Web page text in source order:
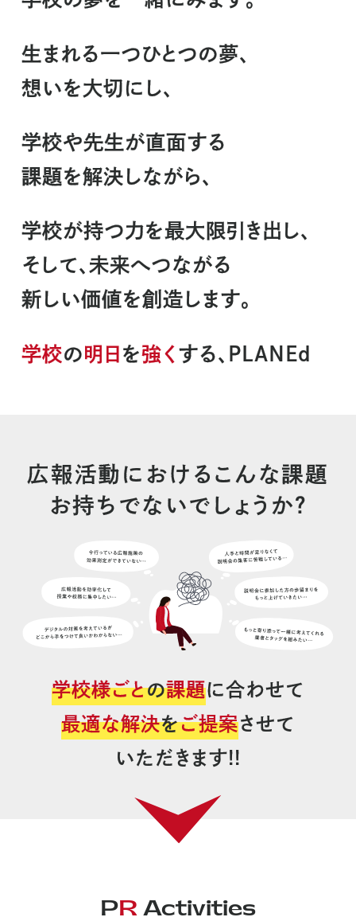
生まれる一つひとつの夢、
想いを大切にし、
学校や先生が直面する
課題を解決しながら、
学校が持つ力を最大限引き出し、
そして、未来へつながる
新しい価値を創造します。
学校の 明日 を強く する、PLANEd
広報活動におけるこんな課題
お持ちでないでしょうか？
学校様ごとの課題に合わせて
最適な解決をご提案させて
いただきます!!
PR Activities